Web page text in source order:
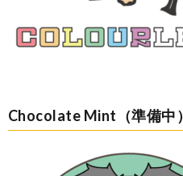
Chocolate Mint（準備中）